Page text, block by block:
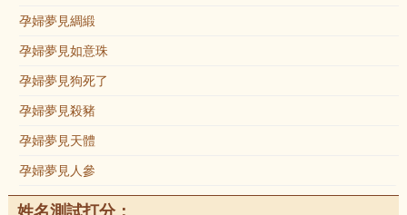
孕婦夢見綢緞
孕婦夢見如意珠
孕婦夢見狗死了
孕婦夢見殺豬
孕婦夢見天體
孕婦夢見人參
姓名測試打分：